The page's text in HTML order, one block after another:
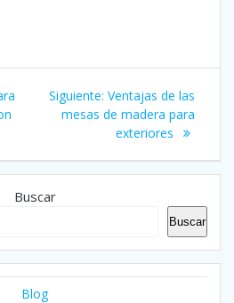
Siguiente: Siguiente
entrada:
Ventajas de las
mesas de madera para
exteriores
Buscar
Buscar
Blog